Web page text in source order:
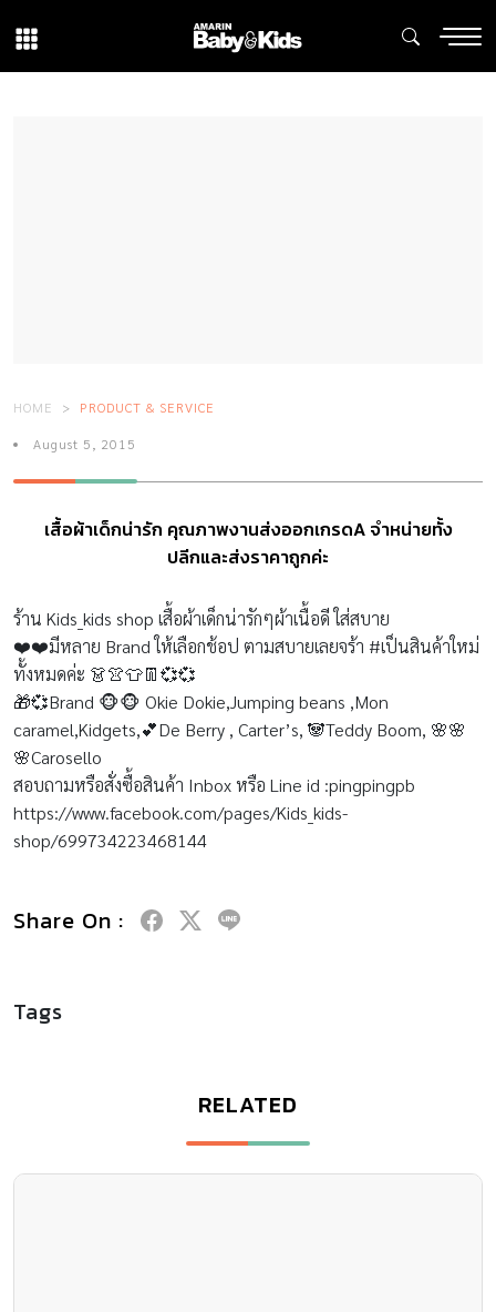
HOME PRODUCT & SERVICE
August 5, 2015
เสื้อผ้าเด็กน่ารัก คุณภาพงานส่งออกเกรดA จำหน่ายทั้ง
ปลีกและส่งราคาถูกค่ะ
ร้าน Kids_kids shop เสื้อผ้าเด็กน่ารักๆผ้าเนื้อดี ใส่สบาย
❤️❤️มีหลาย Brand ให้เลือกช้อป ตามสบายเลยจร้า #เป็นสินค้าใหม่
ทั้งหมดค่ะ 👗👚👕👖💞💞
🎁💞Brand 🐵🐵 Okie Dokie,Jumping beans ,Mon
caramel,Kidgets,💕De Berry , Carter’s, 🐼Teddy Boom, 🌸🌸
🌸Carosello
สอบถามหรือสั่งซื้อสินค้า Inbox หรือ Line id :pingpingpb
https://www.facebook.com/pages/Kids_kids-
shop/699734223468144
Share On :
Tags
RELATED